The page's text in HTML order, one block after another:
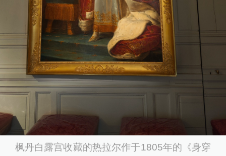
枫丹白露宫收藏的热拉尔作于1805年的《身穿